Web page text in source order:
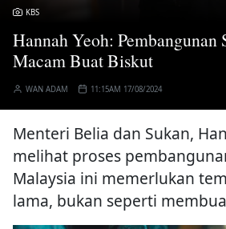
KBS
Hannah Yeoh: Pembangunan
Macam Buat Biskut
WAN ADAM 11:15AM 17/08/2024
Menteri Belia dan Sukan,
melihat proses
Malaysia ini memerlukan
lama, bukan seperti